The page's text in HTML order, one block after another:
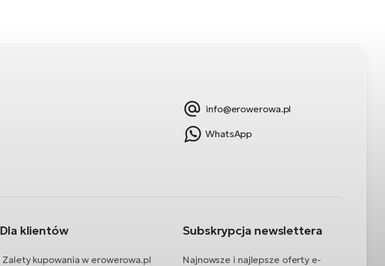
info@erowerowa.pl
WhatsApp
Dla klientów
Zalety kupowania w erowerowa.pl
Subskrypcja newslettera
Najnowsze i najlepsze oferty e-